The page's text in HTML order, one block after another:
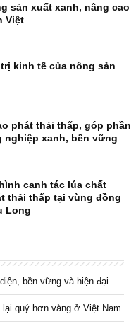
sản xuất xanh, nâng cao
Việt
kinh tế của nông sản
phát thải thấp, góp phần
nghiệp xanh, bền vững
canh tác lúa chất
thải thấp tại vùng đồng
Long
bền vững và hiện đại
lại quý hơn vàng ở Việt Nam